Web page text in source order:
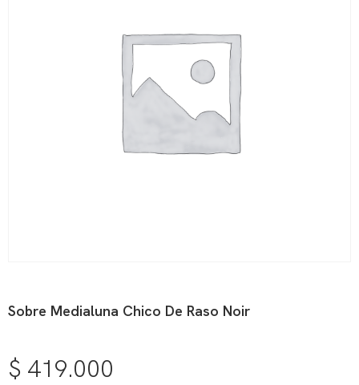
Sobre Medialuna Chico De Raso Noir
$ 419.000